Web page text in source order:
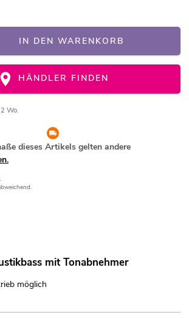
IN DEN WARENKORB
HÄNDLER FINDEN
Wo.
dieses Artikels gelten andere
mit Tonabnehmer
möglich